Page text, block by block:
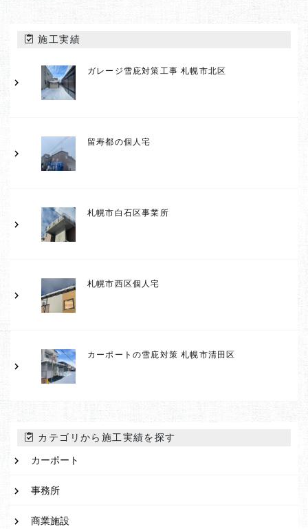
施工実績
ガレージ雪庇対策工事 札幌市北区
留寿都の個人宅
札幌市白石区事業所
札幌市西区個人宅
カーポートの雪庇対策 札幌市清田区
カテゴリから施工実績を探す
カーポート
事務所
商業施設